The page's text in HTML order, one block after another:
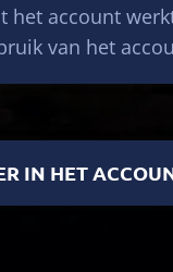
het account
van het
IN HET